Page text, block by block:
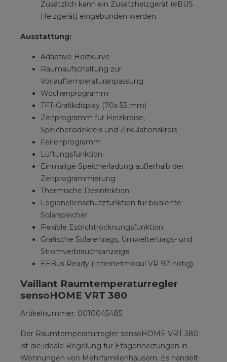
Zusätzlich kann ein Zusatzheizgerät (eBUS
Heizgerät) eingebunden werden.
Ausstattung:
Adaptive Heizkurve
Raumaufschaltung zur
Vorlauftemperaturanpassung
Wochenprogramm
TFT-Grafikdisplay (70x 53 mm)
Zeitprogramm für Heizkreise,
Speicherladekreis und Zirkulationskreis
Ferienprogramm
Lüftungsfunktion
Einmalige Speicherladung außerhalb der
Zeitprogrammierung
Thermische Desinfektion
Legionellenschutzfunktion für bivalente
Solarspeicher
Flexible Estrichtrocknungsfunktion
Grafische Solarertrags, Umweltertrags- und
Stromverbrauchsanzeige
EEBus Ready (Internetmodul VR 921nötig)
Vaillant Raumtemperaturregler
sensoHOME VRT 380
Artikelnummer: 0010045485
Der Raumtemperaturregler sensoHOME VRT 380
ist die ideale Regelung für Etagenheizungen in
Wohnungen von Mehrfamilienhäusern. Es handelt